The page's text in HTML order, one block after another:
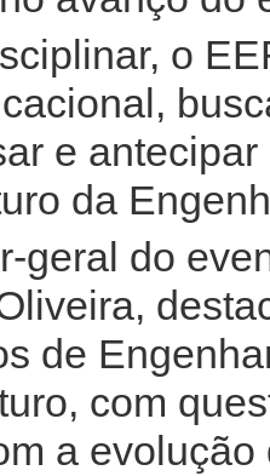
o
e
da
geral do
de
com
a